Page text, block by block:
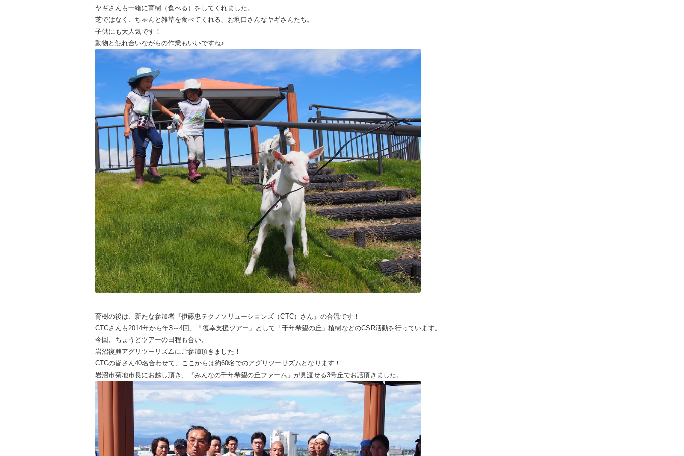
ヤギさんも一緒に育樹（食べる）をしてくれました。
芝ではなく、ちゃんと雑草を食べてくれる、お利口さんなヤギさんたち。
子供にも大人気です！
動物と触れ合いながらの作業もいいですね♪
育樹の後は、新たな参加者『伊藤忠テクノソリューションズ（CTC）さん』の合流です！
CTCさんも2014年から年3～4回、「復幸支援ツアー」として「千年希望の丘」植樹などのCSR活動を行っています。
今回、ちょうどツアーの日程も合い、
岩沼復興アグリツーリズムにご参加頂きました！
CTCの皆さん40名合わせて、ここからは約60名でのアグリツーリズムとなります！
岩沼市菊地市長にお越し頂き、『みんなの千年希望の丘ファーム』が見渡せる3号丘でお話頂きました。